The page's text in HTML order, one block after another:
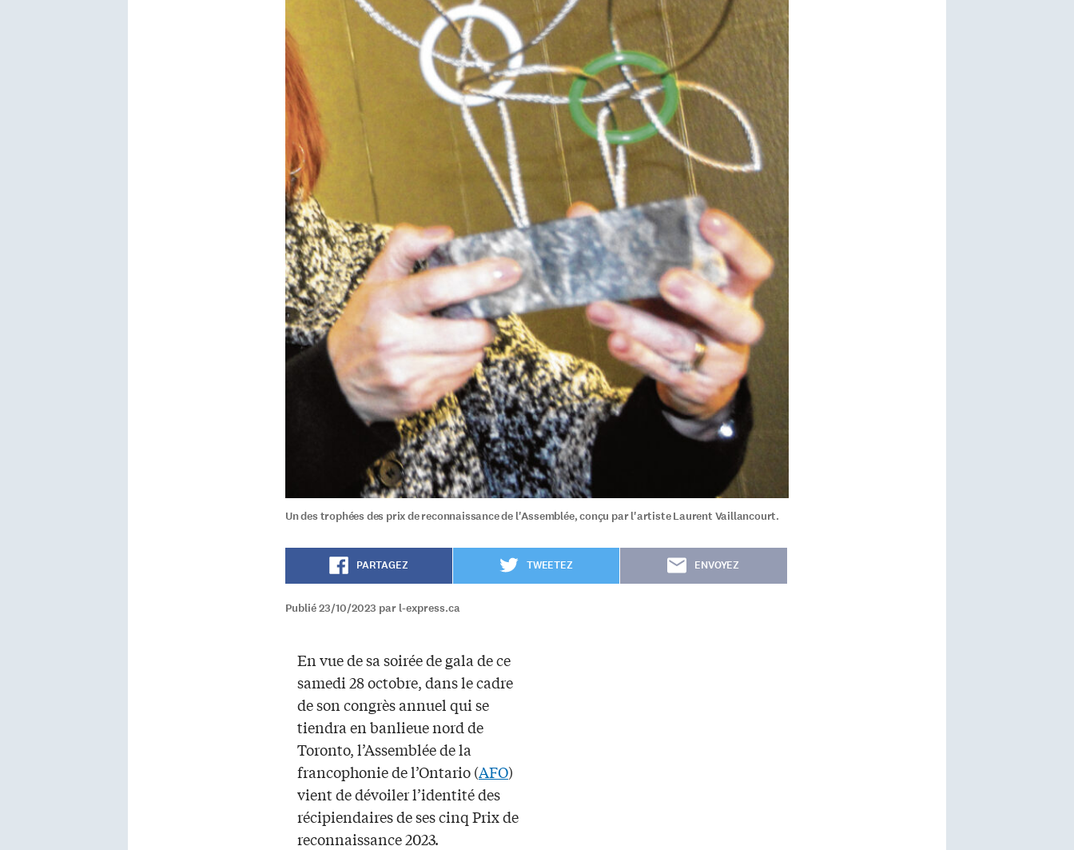
Un des trophées des prix de reconnaissance de l'Assemblée, conçu par l'artiste Laurent Vaillancourt.
PARTAGEZ TWEETEZ ENVOYEZ
Publié 23/10/2023 par l-express.ca
En vue de sa soirée de gala de ce
samedi 28 octobre, dans le cadre
de son congrès annuel qui se
tiendra en banlieue nord de
Toronto, l’Assemblée de la
francophonie de l’Ontario (AFO)
vient de dévoiler l’identité des
récipiendaires de ses cinq Prix de
reconnaissance 2023.